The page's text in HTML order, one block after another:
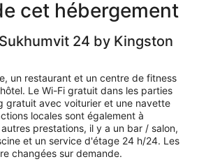
cet hébergement
24 by Kingston
un restaurant et un centre de fitness
Le Wi-Fi gratuit dans les parties
gratuit avec voiturier et une navette
locales sont également à
prestations, il y a un bar / salon,
et un service d'étage 24 h/24. Les
changées sur demande.